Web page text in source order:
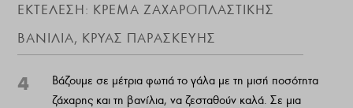
ΕΚΤΈΛΕΣΗ: ΚΡΈΜΑ ΖΑΧΑΡΟΠΛΑΣΤΙΚΉΣ
ΒΑΝΊΛΙΑ, ΚΡΎΑΣ ΠΑΡΑΣΚΕΥΉΣ
4
Βάζουμε σε μέτρια φωτιά το γάλα με τη μισή ποσότητα
ζάχαρης και τη βανίλια, να ζεσταθούν καλά. Σε μια